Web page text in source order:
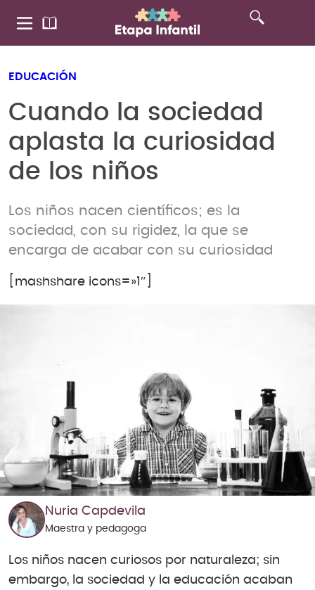
EDUCACIÓN
Cuando la sociedad
aplasta la curiosidad
de los niños
Los niños nacen científicos; es la
sociedad, con su rigidez, la que se
encarga de acabar con su curiosidad
[mashshare icons=»1″]
Nuria Capdevila
Maestra y pedagoga
Los niños nacen curiosos por naturaleza; sin
embargo, la sociedad y la educación acaban